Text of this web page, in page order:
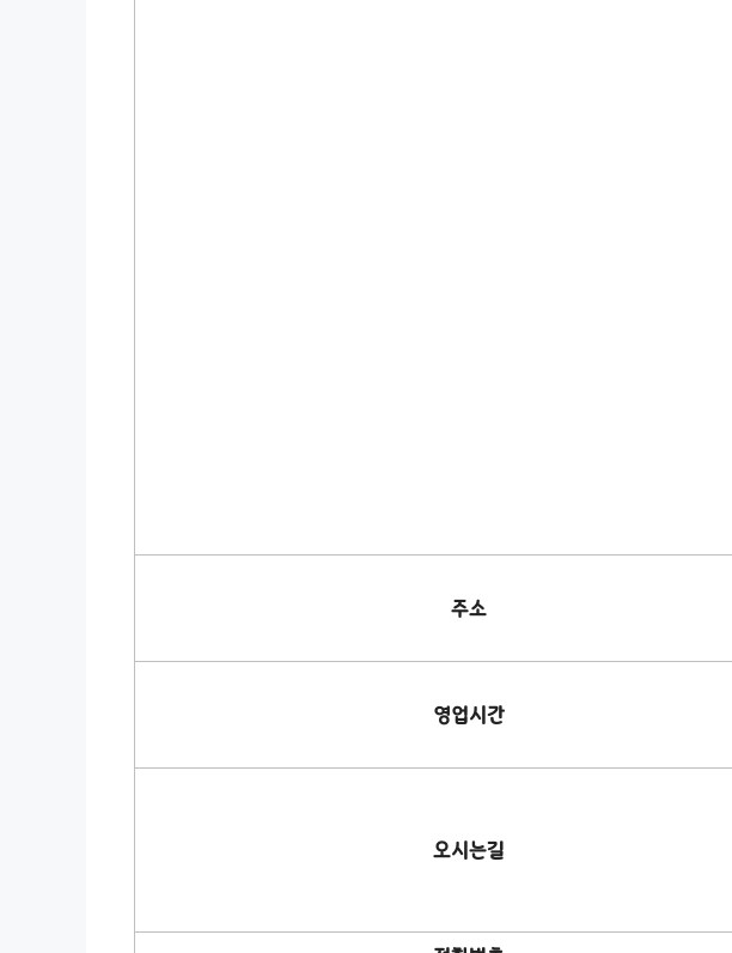
주소
영업시간
오시는길